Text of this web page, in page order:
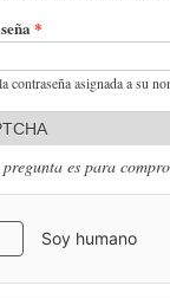
*
contraseña asignada a su
pregunta es para